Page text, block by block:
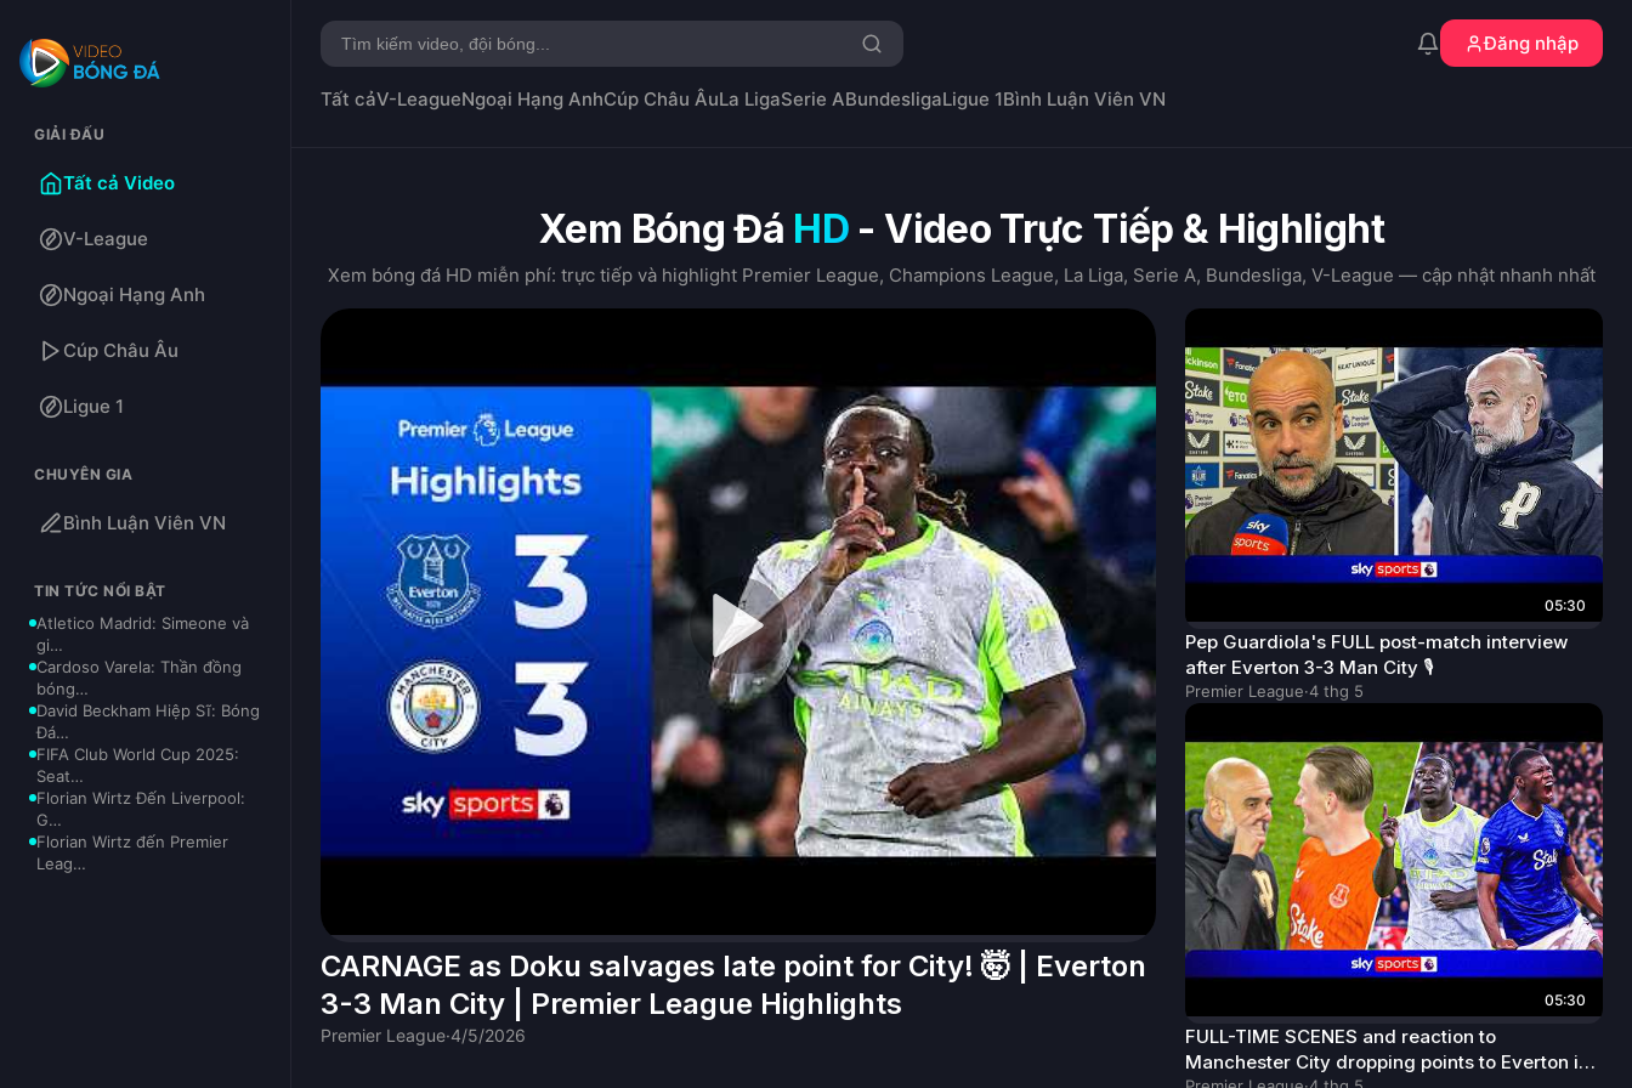
GIẢI ĐẤU
Tất cả Video
V-League
Ngoại Hạng Anh
Cúp Châu Âu
Ligue 1
CHUYÊN GIA
Bình Luận Viên VN
TIN TỨC NỔI BẬT
Atletico Madrid: Simeone và
gi…
Cardoso Varela: Thần đồng
bóng…
David Beckham Hiệp Sĩ: Bóng
Đá…
FIFA Club World Cup 2025:
Seat…
Florian Wirtz Đến Liverpool:
G…
Florian Wirtz đến Premier
Leag…
Đăng nhập
Tất cảV-LeagueNgoại Hạng AnhCúp Châu ÂuLa LigaSerie ABundesligaLigue 1Bình Luận Viên VN
Xem Bóng Đá HD - Video Trực Tiếp & Highlight
Xem bóng đá HD miễn phí: trực tiếp và highlight Premier League, Champions League, La Liga, Serie A, Bundesliga, V-League — cập nhật nhanh nhất
CARNAGE as Doku salvages late point for City! 🤯 | Everton
3-3 Man City | Premier League Highlights
Premier League·4/5/2026
05:30
Pep Guardiola's FULL post-match interview
after Everton 3-3 Man City 🎙️
Premier League·4 thg 5
05:30
FULL-TIME SCENES and reaction to
Manchester City dropping points to Everton in